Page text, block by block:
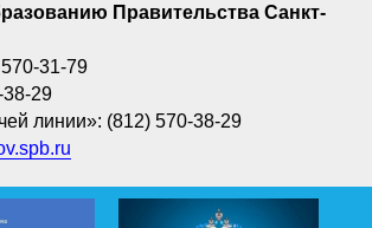
Правительства Санкт-
31-79
38-29
линии»: (812) 570-38-29